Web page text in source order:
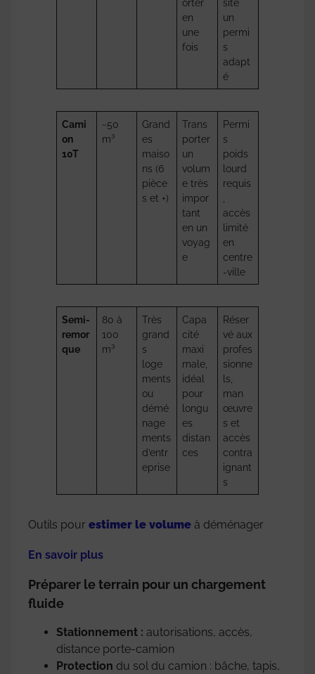
orter
en
une
fois
site
un
permi
s
adapt
é
Cami
on
10T
~50
m³
Grand
es
maiso
ns (6
pièce
s et +)
Trans
porter
un
volum
e très
impor
tant
en un
voyag
e
Permi
s
poids
lourd
requis
accès
limité
en
centre
-ville
Semi-
remor
que
80 à
100
m³
Très
grand
s
loge
ments
ou
démé
nage
ments
d’entr
eprise
Capa
cité
maxi
male,
idéal
pour
longu
es
distan
ces
Réser
vé aux
profes
sionne
ls,
man
œuvre
s et
accès
contra
ignant
s
Outils pour estimer le volume à déménager
En savoir plus
Préparer le terrain pour un chargement
fluide
Stationnement : autorisations, accès,
distance porte-camion
Protection du sol du camion : bâche, tapis,